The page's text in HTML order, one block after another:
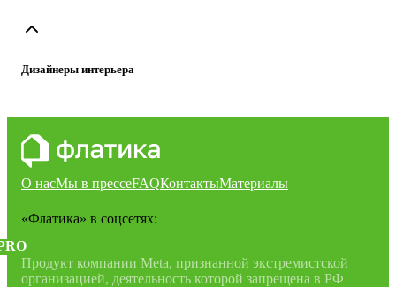
Дизайнеры интерьера
О насМы в прессеFAQКонтактыМатериалы
«Флатика» в соцсетях:
Продукт компании Meta, признанной экстремистской
организацией, деятельность которой запрещена в РФ